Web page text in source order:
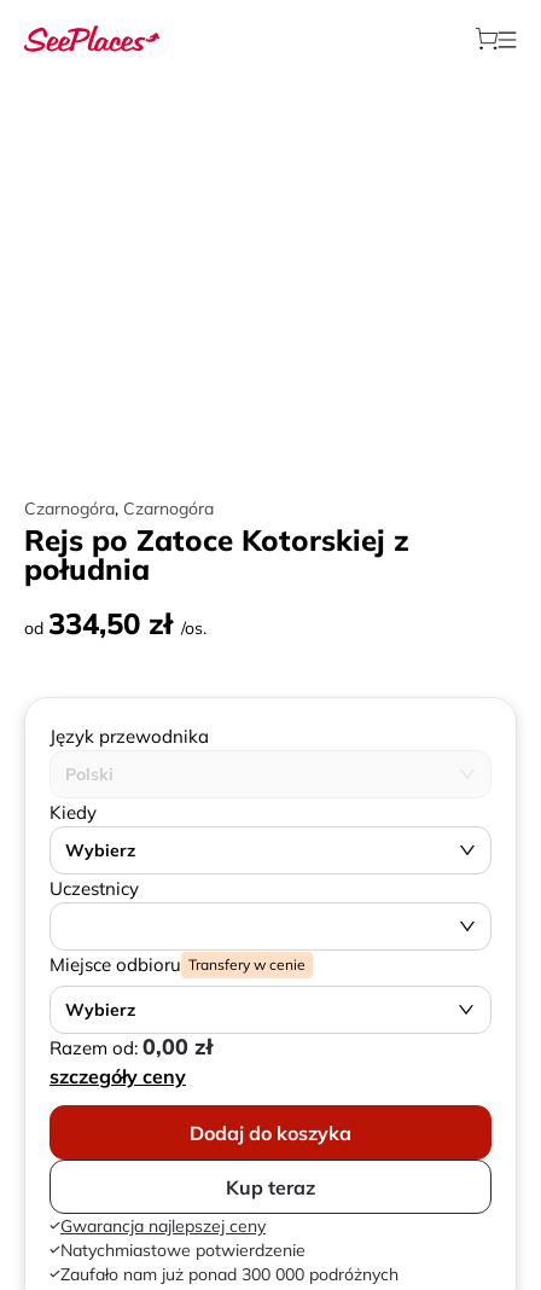
Czarnogóra, Czarnogóra
Rejs po Zatoce Kotorskiej z
południa
od 334,50 zł /os.
Język przewodnika
Polski
Kiedy
Wybierz
Uczestnicy
Miejsce odbioru Transfery w cenie
Wybierz
Razem od: 0,00 zł
szczegóły ceny
Dodaj do koszyka
Kup teraz
Gwarancja najlepszej ceny
Natychmiastowe potwierdzenie
Zaufało nam już ponad 300 000 podróżnych